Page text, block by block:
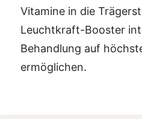
Vitamine in die
Leuchtkraft-Booster
Behandlung auf
ermöglichen.